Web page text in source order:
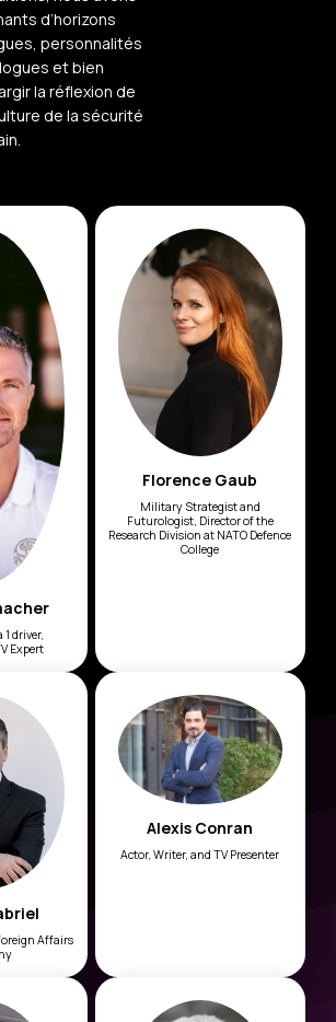
d’horizons
personnalités
et bien
la réflexion de
de la sécurité
driver,
Expert
Florence Gaub
Military Strategist and
Futurologist, Director of the
Research Division at NATO Defence
College
Affairs
Alexis Conran
Actor, Writer, and TV Presenter